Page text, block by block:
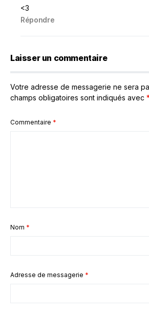
<3
Répondre
Laisser un commentaire
Votre adresse de messagerie ne sera
champs obligatoires sont indiqués avec
Commentaire *
Nom *
Adresse de messagerie *